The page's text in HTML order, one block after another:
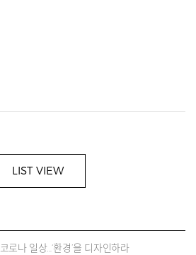
LIST VIEW
코로나 일상…‘환경’을 디자인하라